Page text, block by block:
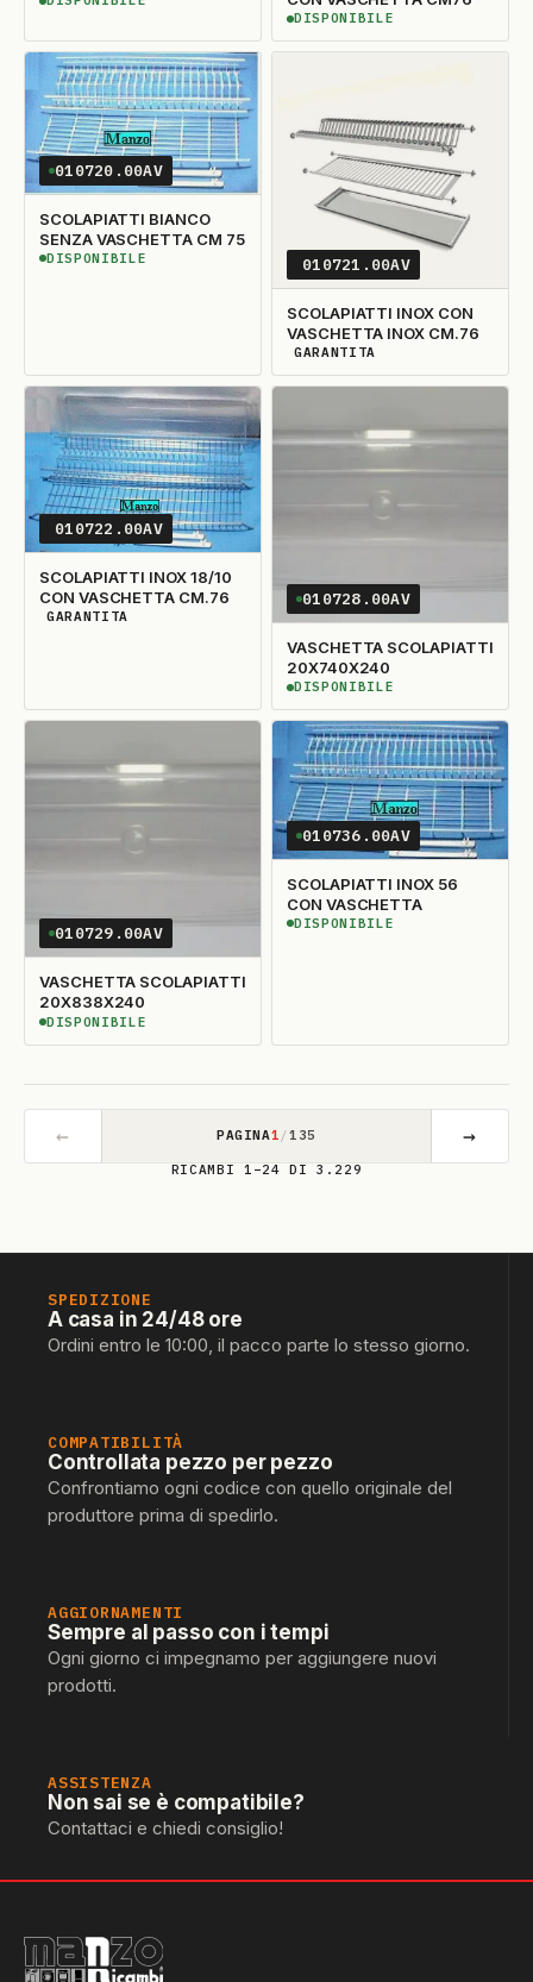
DISPONIBILE
DISPONIBILE
DISPONIBILE
010720.00AV
SCOLAPIATTI BIANCO
SENZA VASCHETTA CM 75
DISPONIBILE
DISPONIBILE 010721.00AV
SCOLAPIATTI INOX CON
VASCHETTA INOX CM.76
DISPONIBILITÀ GARANTITA
GARANTITA
010722.00AV
SCOLAPIATTI INOX 18/10
CON VASCHETTA CM.76
DISPONIBILITÀ GARANTITA
GARANTITA
010728.00AV
VASCHETTA SCOLAPIATTI
20X740X240
DISPONIBILE
DISPONIBILE
010729.00AV
VASCHETTA SCOLAPIATTI
20X838X240
DISPONIBILE
DISPONIBILE
010736.00AV
SCOLAPIATTI INOX 56
CON VASCHETTA
DISPONIBILE
DISPONIBILE
← PAGINA1 /135 →
RICAMBI 1–24 DI 3.229
SPEDIZIONE
A casa in 24/48 ore
Ordini entro le 10:00, il pacco parte lo stesso giorno.
COMPATIBILITÀ
Controllata pezzo per pezzo
Confrontiamo ogni codice con quello originale del
produttore prima di spedirlo.
AGGIORNAMENTI
Sempre al passo con i tempi
Ogni giorno ci impegnamo per aggiungere nuovi
prodotti.
ASSISTENZA
Non sai se è compatibile?
Contattaci e chiedi consiglio!